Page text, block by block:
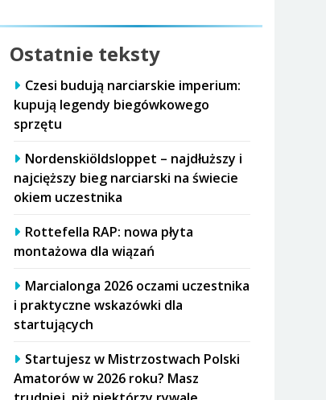
Ostatnie teksty
Czesi budują narciarskie imperium:
kupują legendy biegówkowego
sprzętu
Nordenskiöldsloppet – najdłuższy i
najcięższy bieg narciarski na świecie
okiem uczestnika
Rottefella RAP: nowa płyta
montażowa dla wiązań
Marcialonga 2026 oczami uczestnika
i praktyczne wskazówki dla
startujących
Startujesz w Mistrzostwach Polski
Amatorów w 2026 roku? Masz